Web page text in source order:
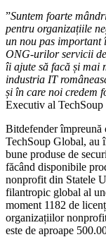
”Suntem foarte
pentru organizațiile
un nou pas important
ONG-urilor servicii
îi ajute să facă și mai
industria IT
și în care noi credem
Executiv al TechSoup
Bitdefender împreună
TechSoup Global, au
bune produse de
făcând disponibile
nonprofit din Statele
filantropic global al
moment 1182 de
organizațiilor
este de aproape